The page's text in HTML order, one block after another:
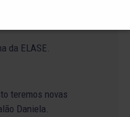
da ELASE.
teremos novas
Daniela.